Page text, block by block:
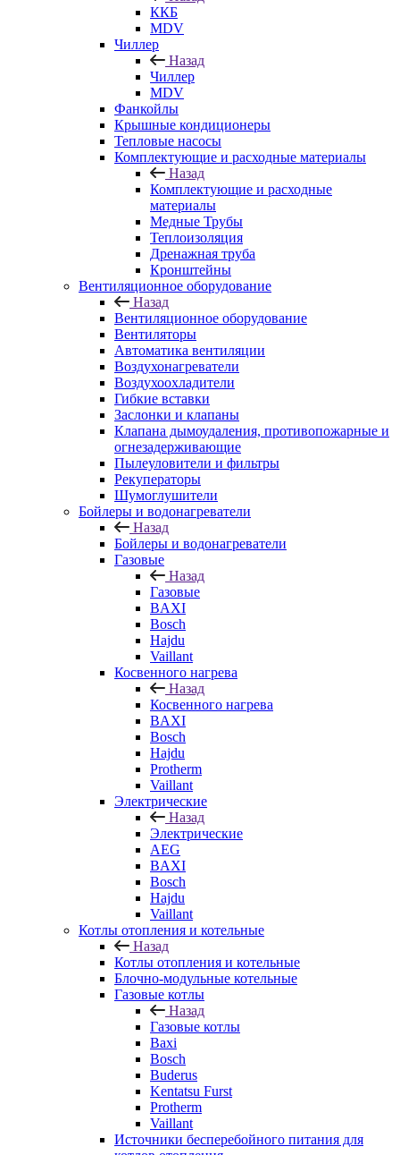
ККБ
MDV
Чиллер
Назад
Чиллер
MDV
Фанкойлы
Крышные кондиционеры
Тепловые насосы
Комплектующие и расходные материалы
Назад
Комплектующие и расходные
материалы
Медные Трубы
Теплоизоляция
Дренажная труба
Кронштейны
Вентиляционное оборудование
Назад
Вентиляционное оборудование
Вентиляторы
Автоматика вентиляции
Воздухонагреватели
Воздухоохладители
Гибкие вставки
Заслонки и клапаны
Клапана дымоудаления, противопожарные и
огнезадерживающие
Пылеуловители и фильтры
Рекуператоры
Шумоглушители
Бойлеры и водонагреватели
Назад
Бойлеры и водонагреватели
Газовые
Назад
Газовые
BAXI
Bosch
Hajdu
Vaillant
Косвенного нагрева
Назад
Косвенного нагрева
BAXI
Bosch
Hajdu
Protherm
Vaillant
Электрические
Назад
Электрические
AEG
BAXI
Bosch
Hajdu
Vaillant
Котлы отопления и котельные
Назад
Котлы отопления и котельные
Блочно-модульные котельные
Газовые котлы
Назад
Газовые котлы
Baxi
Bosch
Buderus
Kentatsu Furst
Protherm
Vaillant
Источники бесперебойного питания для